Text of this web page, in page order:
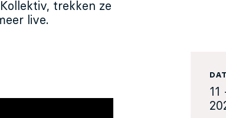
trekken ze
live.
11